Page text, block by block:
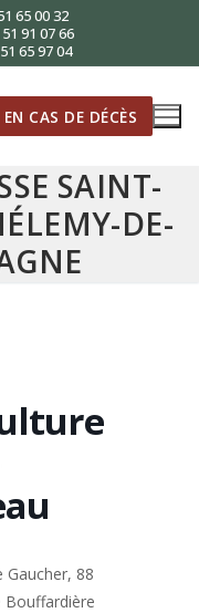
65 00 32
91 07 66
65 97 04
CAS DE DÉCÈS
SAINT-
DE-
Gaucher, 88
Bouffardière